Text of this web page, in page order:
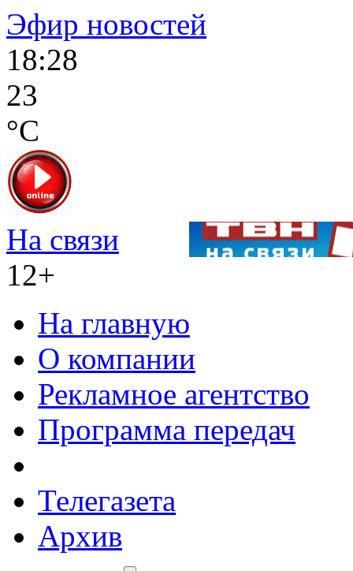
Эфир новостей
18:28
23
°C
На связи
12+
На главную
О компании
Рекламное агентство
Программа передач
Телегазета
Архив